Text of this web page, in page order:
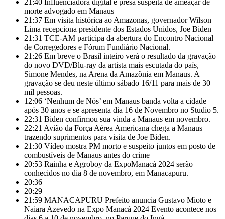
21:40 Influenciadora digital é presa suspeita de ameaçar de
morte advogado em Manaus
21:37 Em visita histórica ao Amazonas, governador Wilson
Lima recepciona presidente dos Estados Unidos, Joe Biden
21:31 TCE-AM participa da abertura do Encontro Nacional
de Corregedores e Fórum Fundiário Nacional.
21:26 Em breve o Brasil inteiro verá o resultado da gravação
do novo DVD/Blu-ray da artista mais escutada do país,
Simone Mendes, na Arena da Amazônia em Manaus. A
gravação se deu neste último sábado 16/11 para mais de 30
mil pessoas.
12:06 ‘Nenhum de Nós’ em Manaus banda volta a cidade
após 30 anos e se apresenta dia 16 de Novembro no Studio 5.
22:31 Biden confirmou sua vinda a Manaus em novembro.
22:21 Avião da Força Aérea Americana chega a Manaus
trazendo suprimentos para visita de Joe Biden.
21:30 Vídeo mostra PM morto e suspeito juntos em posto de
combustíveis de Manaus antes do crime
20:53 Rainha e Agroboy da ExpoManacá 2024 serão
conhecidos no dia 8 de novembro, em Manacapuru.
20:36
20:29
21:59 MANACAPURU Prefeito anuncia Gustavo Mioto e
Naiara Azevedo na Expo Manacá 2024 Evento acontece nos